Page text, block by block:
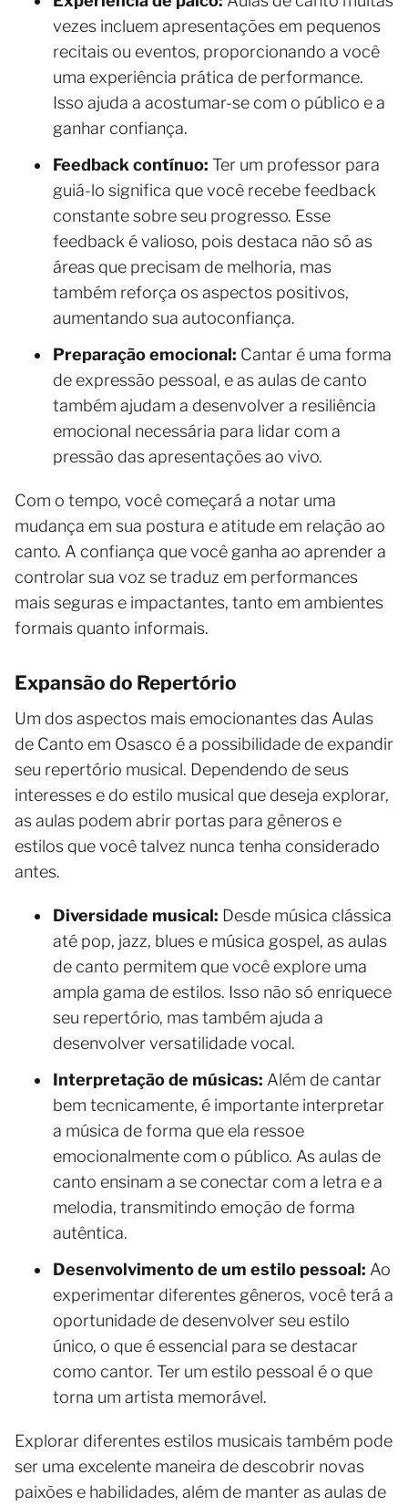
vezes incluem apresentações em pequenos
recitais ou eventos, proporcionando a você
uma experiência prática de performance.
Isso ajuda a acostumar-se com o público e a
ganhar confiança.
Feedback contínuo: Ter um professor para
guiá-lo significa que você recebe feedback
constante sobre seu progresso. Esse
feedback é valioso, pois destaca não só as
áreas que precisam de melhoria, mas
também reforça os aspectos positivos,
aumentando sua autoconfiança.
Preparação emocional: Cantar é uma forma
de expressão pessoal, e as aulas de canto
também ajudam a desenvolver a resiliência
emocional necessária para lidar com a
pressão das apresentações ao vivo.
Com o tempo, você começará a notar uma
mudança em sua postura e atitude em relação ao
canto. A confiança que você ganha ao aprender a
controlar sua voz se traduz em performances
mais seguras e impactantes, tanto em ambientes
formais quanto informais.
Expansão do Repertório
Um dos aspectos mais emocionantes das Aulas
de Canto em Osasco é a possibilidade de expandir
seu repertório musical. Dependendo de seus
interesses e do estilo musical que deseja explorar,
as aulas podem abrir portas para gêneros e
estilos que você talvez nunca tenha considerado
antes.
Diversidade musical: Desde música clássica
até pop, jazz, blues e música gospel, as aulas
de canto permitem que você explore uma
ampla gama de estilos. Isso não só enriquece
seu repertório, mas também ajuda a
desenvolver versatilidade vocal.
Interpretação de músicas: Além de cantar
bem tecnicamente, é importante interpretar
a música de forma que ela ressoe
emocionalmente com o público. As aulas de
canto ensinam a se conectar com a letra e a
melodia, transmitindo emoção de forma
autêntica.
Desenvolvimento de um estilo pessoal: Ao
experimentar diferentes gêneros, você terá a
oportunidade de desenvolver seu estilo
único, o que é essencial para se destacar
como cantor. Ter um estilo pessoal é o que
torna um artista memorável.
Explorar diferentes estilos musicais também pode
ser uma excelente maneira de descobrir novas
paixões e habilidades, além de manter as aulas de